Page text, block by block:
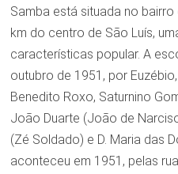
Samba está situada no
km do centro de São Luís,
características popular. A
outubro de 1951, por
Benedito Roxo, Saturnino
João Duarte (João de
(Zé Soldado) e D. Maria das
aconteceu em 1951, pelas